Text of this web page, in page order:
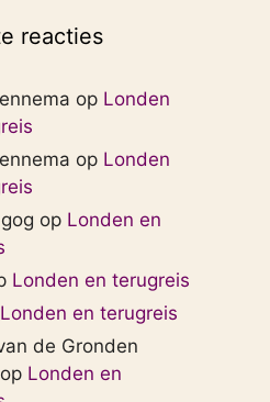
reacties
op Londen
op Londen
op Londen en
Londen en terugreis
Londen en terugreis
de Gronden
op Londen en